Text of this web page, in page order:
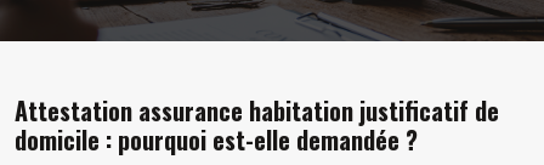
Attestation assurance habitation justificatif de
domicile : pourquoi est-elle demandée ?